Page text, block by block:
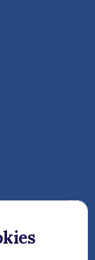
Vejthani